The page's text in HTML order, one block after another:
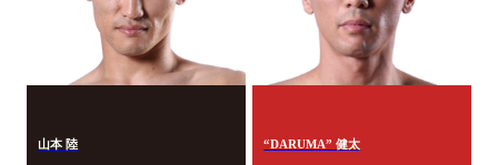
山本 陸 “DARUMA” 健太